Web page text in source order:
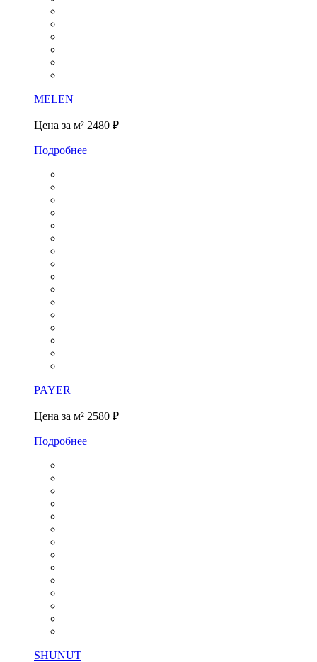
MELEN
Цена за м² 2480 ₽
Подробнее
PAYER
Цена за м² 2580 ₽
Подробнее
SHUNUT